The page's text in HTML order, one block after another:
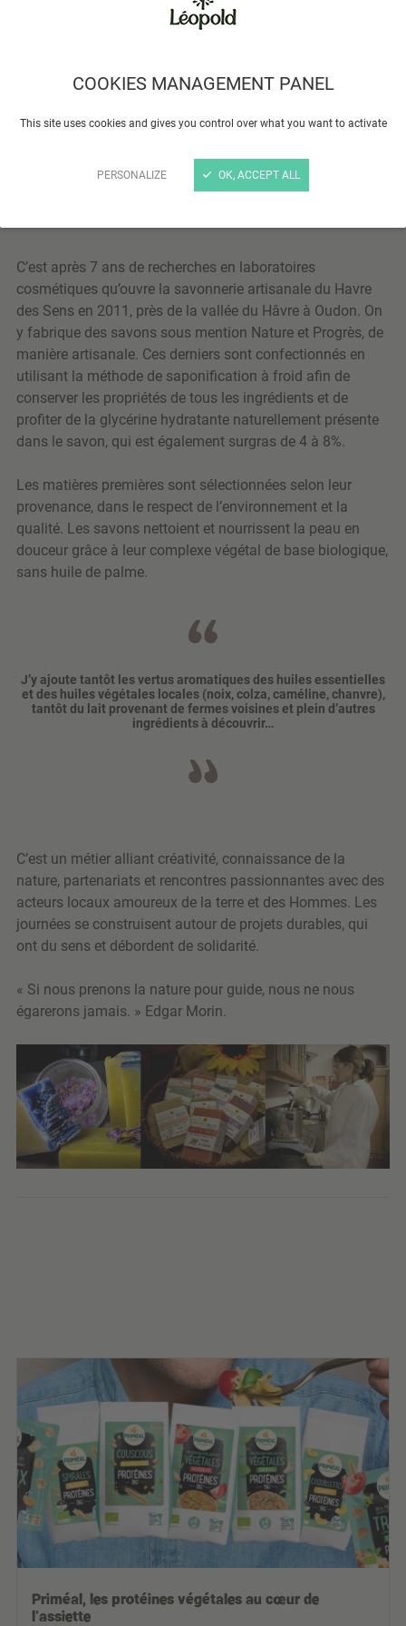
COOKIES MANAGEMENT PANEL
This site uses cookies and gives you control over what you want to activate
PERSONALIZE OK, ACCEPT ALL
C’est après 7 ans de recherches en laboratoires
cosmétiques qu’ouvre la savonnerie artisanale du Havre
des Sens en 2011, près de la vallée du Hâvre à Oudon. On
y fabrique des savons sous mention Nature et Progrès, de
manière artisanale. Ces derniers sont confectionnés en
utilisant la méthode de saponification à froid afin de
conserver les propriétés de tous les ingrédients et de
profiter de la glycérine hydratante naturellement présente
dans le savon, qui est également surgras de 4 à 8%.
Les matières premières sont sélectionnées selon leur
provenance, dans le respect de l’environnement et la
qualité. Les savons nettoient et nourrissent la peau en
douceur grâce à leur complexe végétal de base biologique,
sans huile de palme.
J’y ajoute tantôt les vertus aromatiques des huiles essentielles
et des huiles végétales locales (noix, colza, caméline, chanvre),
tantôt du lait provenant de fermes voisines et plein d’autres
ingrédients à découvrir…
C’est un métier alliant créativité, connaissance de la
nature, partenariats et rencontres passionnantes avec des
acteurs locaux amoureux de la terre et des Hommes. Les
journées se construisent autour de projets durables, qui
ont du sens et débordent de solidarité.
« Si nous prenons la nature pour guide, nous ne nous
égarerons jamais. » Edgar Morin.
Priméal, les protéines végétales au cœur de
l'assiette